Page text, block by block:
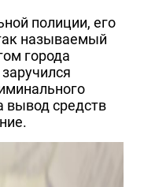
полиции, его
называемый
города
вывод средств